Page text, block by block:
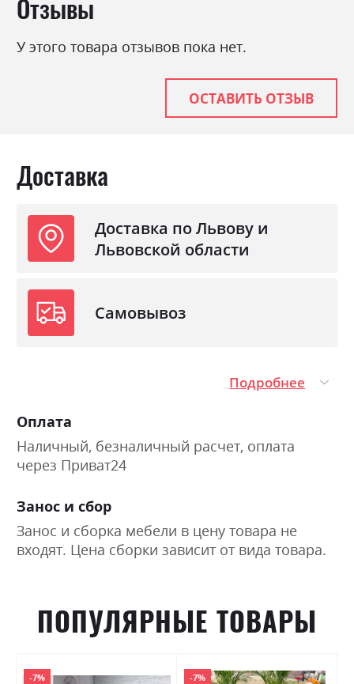
Фабрика:
Тип
Пінополіуретан
Нагрузка на одно спальное
120
класика, мінімалізм,
Механизм
Раскладной
Ниша для белья
Спальное место
140х200
Отзывы
У этого товара отзывов пока нет.
ОСТАВИТЬ ОТЗЫВ
Доставка
Доставка по Львову и
Львовской области
Самовывоз
Подробнее
Оплата
Наличный, безналичный расчет, оплата
через Приват24
Занос и сбор
Занос и сборка мебели в цену товара не
входят. Цена сборки зависит от вида товара.
ПОПУЛЯРНЫЕ ТОВАРЫ
-7% -7%